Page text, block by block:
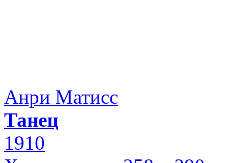
Анри Матисс
Танец
1910